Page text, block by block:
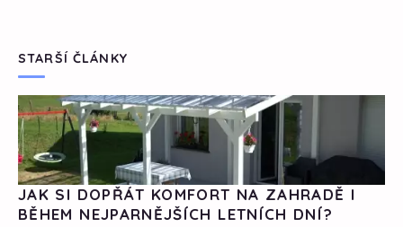
STARŠÍ ČLÁNKY
JAK SI DOPŘÁT KOMFORT NA ZAHRADĚ I
BĚHEM NEJPARNĚJŠÍCH LETNÍCH DNÍ?